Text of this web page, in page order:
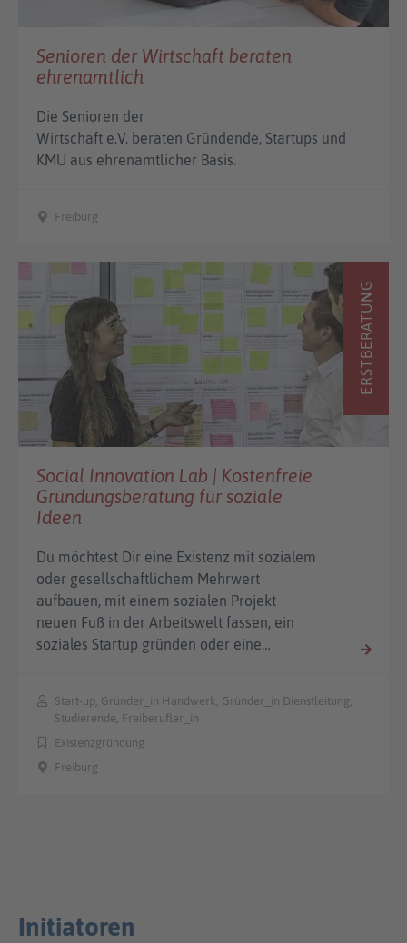
Senioren der Wirtschaft beraten
ehrenamtlich
Die Senioren der
Wirtschaft e.V. beraten Gründende, Startups und
KMU aus ehrenamtlicher Basis.
Freiburg
ERSTBERATUNG
Social Innovation Lab | Kostenfreie
Gründungsberatung für soziale
Ideen
Du möchtest Dir eine Existenz mit sozialem
oder gesellschaftlichem Mehrwert
aufbauen, mit einem sozialen Projekt
neuen Fuß in der Arbeitswelt fassen, ein
soziales Startup gründen oder eine…
Start-up, Gründer_in Handwerk, Gründer_in Dienstleitung,
Studierende, Freiberufler_in
Existenzgründung
Freiburg
Initiatoren